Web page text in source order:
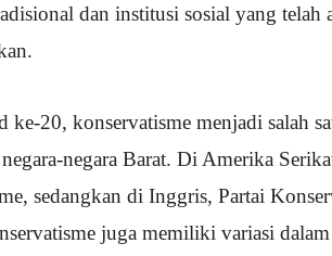
dan institusi sosial yang telah
ke-20, konservatisme menjadi salah
negara Barat. Di Amerika
sedangkan di Inggris, Partai
juga memiliki variasi